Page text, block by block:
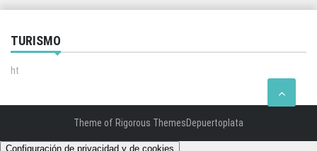
TURISMO
ht
Theme of Rigorous ThemesDepuertoplata
Configuración de privacidad y de cookies